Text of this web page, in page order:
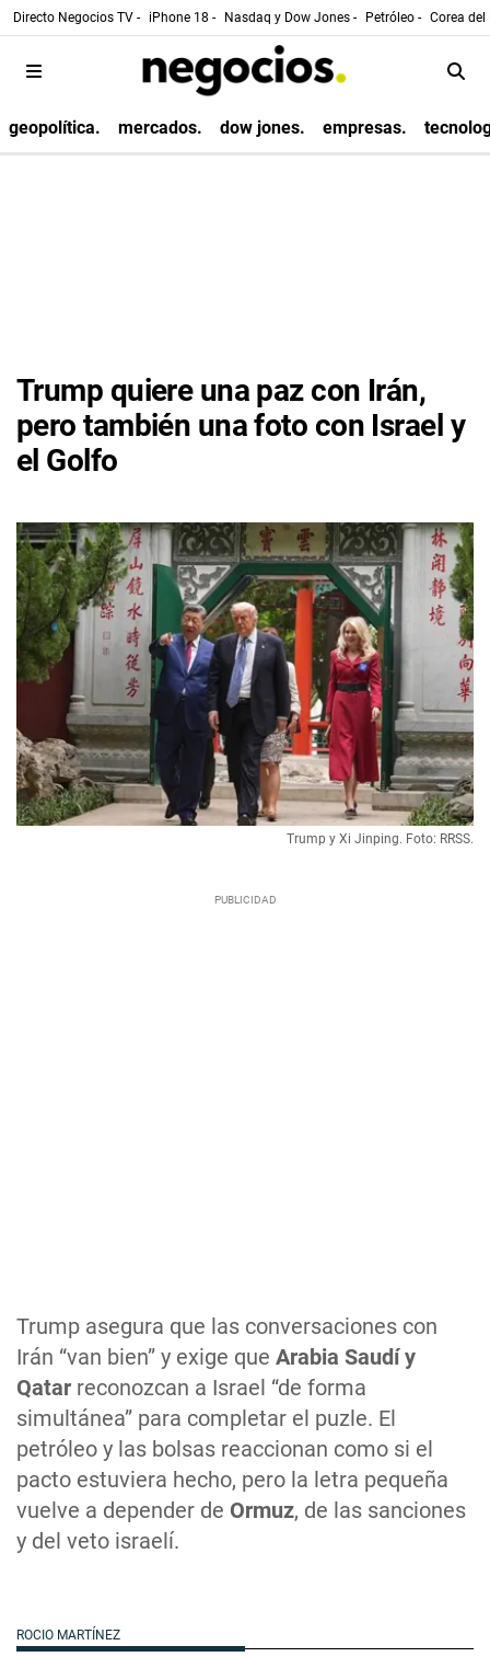
Directo Negocios TV - iPhone 18 - Nasdaq y Dow Jones - Petróleo - Corea
geopolítica. mercados. dow jones. empresas.
Trump quiere una paz con Irán,
pero también una foto con Israel y
el Golfo
Trump asegura que las conversaciones con
Irán “van bien” y exige que Arabia Saudí y
Qatar reconozcan a Israel “de forma
simultánea” para completar el puzle. El
petróleo y las bolsas reaccionan como si el
pacto estuviera hecho, pero la letra pequeña
vuelve a depender de Ormuz, de las sanciones
y del veto israelí.
Trump y Xi Jinping. Foto: RRSS.
ROCIO MARTÍNEZ